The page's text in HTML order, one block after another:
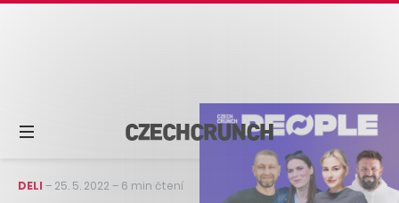
DELI – 25. 5. 2022 – 6 min čtení